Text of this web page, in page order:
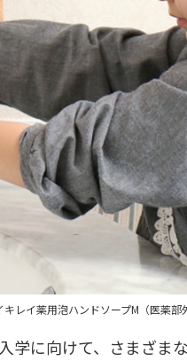
レイ薬用泡ハンドソープM（医薬部
学に向けて、さまざま